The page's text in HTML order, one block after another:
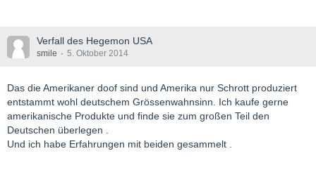
Verfall des Hegemon USA
smile 5. Oktober 2014
Das die Amerikaner doof sind und Amerika nur Schrott produziert
entstammt wohl deutschem Grössenwahnsinn. Ich kaufe gerne
amerikanische Produkte und finde sie zum großen Teil den
Deutschen überlegen .
Und ich habe Erfahrungen mit beiden gesammelt .